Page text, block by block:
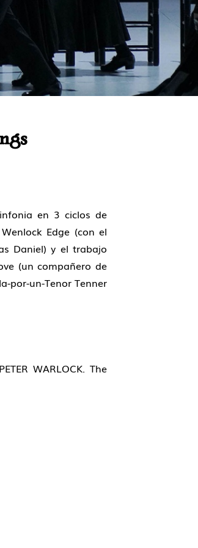
en 3 ciclos de
Edge (con el
Daniel) y el trabajo
(un compañero de
por-un-Tenor Tenner
WARLOCK. The